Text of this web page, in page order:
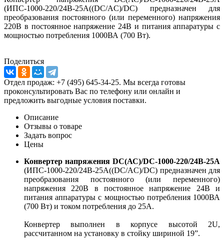
(ИПС-1000-220/24В-25А((DC/AC)/DC) предназначен для
преобразования постоянного (или переменного) напряжения
220В в постоянное напряжение 24В и питания аппаратуры с
мощностью потребления 1000ВА (700 Вт).
Поделиться
Отдел продаж: +7 (495) 645-34-25. Мы всегда готовы
проконсультировать Вас по телефону или онлайн и
предложить выгодные условия поставки.
Описание
Отзывы о товаре
Задать вопрос
Цены
Конвертер напряжения DC(АС)/DC-1000-220/24В-25А
(ИПС-1000-220/24В-25А((DC/AC)/DC) предназначен для
преобразования постоянного (или переменного)
напряжения 220В в постоянное напряжение 24В и
питания аппаратуры с мощностью потребления 1000ВА
(700 Вт) и током потребления до 25А.
Конвертер выполнен в корпусе высотой 2U,
рассчитанном на установку в стойку шириной 19”.